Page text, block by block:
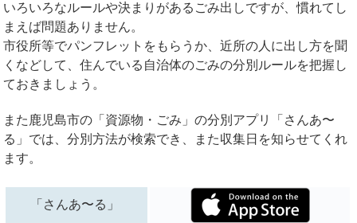
いろいろなルールや決まりがあるごみ出しですが、慣れてし
まえば問題ありません。
市役所等でパンフレットをもらうか、近所の人に出し方を聞
くなどして、住んでいる自治体のごみの分別ルールを把握し
ておきましょう。
また鹿児島市の「資源物・ごみ」の分別アプリ「さんあ〜
る」では、分別方法が検索でき、また収集日を知らせてくれ
ます。
「さんあ〜る」